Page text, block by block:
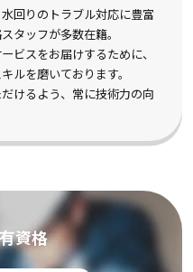
回りのトラブル対応に豊富
タッフが多数在籍。
ビスをお届けするために、
ルを磨いております。
けるよう、常に技術力の向
資格